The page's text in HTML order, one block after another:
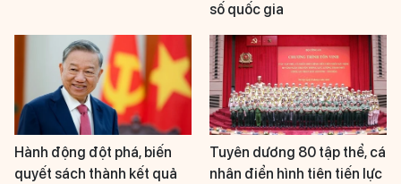
số quốc gia
Hành động đột phá, biến
quyết sách thành kết quả
Tuyên dương 80 tập thể, cá
nhân điển hình tiên tiến lực